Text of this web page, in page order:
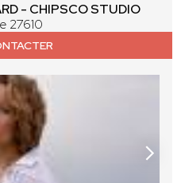
- CHIPSCO STUDIO
27610